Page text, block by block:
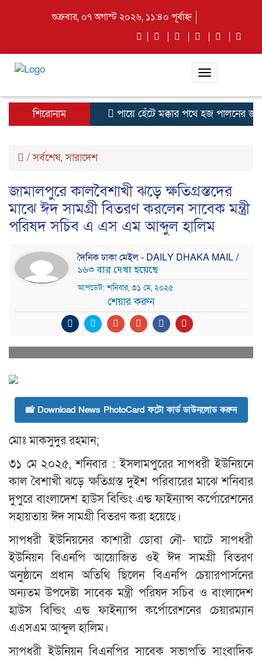
শুক্রবার, ০৭ অগাস্ট ২০২৬, ১১:৪০ পূর্বাহ্ন
Toggle
শিরোনাম
পায়ে হেঁটে মক্কার পথে হজ পালনের জন্য
/সর্বশেষ,সারাদেশ
জামালপুরে কালবৈশাখী ঝড়ে ক্ষতিগ্রস্তদের
মাঝে ঈদ সামগ্রী বিতরণ করলেন সাবেক মন্ত্রী
পরিষদ সচিব এ এস এম আব্দুল হালিম
দৈনিক ঢাকা মেইল - DAILY DHAKA MAIL/
১৬৩ বার দেখা হয়েছে
আপডেট: শনিবার, ৩১ মে, ২০২৫
শেয়ার করুন
📸 Download News PhotoCard ফটো কার্ড ডাউনলোড করুন
মোঃ মাকসুদুর রহমান;
৩১ মে ২০২৫, শনিবার : ইসলামপুরের সাপধরী ইউনিয়নে
কাল বৈশাখী ঝড়ে ক্ষতিগ্রস্ত দুইশ পরিবারের মাঝে শনিবার
দুপুরে বাংলাদেশ হাউস বিল্ডিং এন্ড ফাইন্যান্স কর্পোরেশনের
সহায়তায় ঈদ সামগ্রী বিতরণ করা হয়েছে।
সাপধরী ইউনিয়নের কাশারী ডোবা নৌ- ঘাটে সাপধরী
ইউনিয়ন বিএনপি আয়োজিত ওই ঈদ সামগ্রী বিতরণ
অনুষ্ঠানে প্রধান অতিথি ছিলেন বিএনপি চেয়ারপার্সনের
অন্যতম উপদেষ্টা সাবেক মন্ত্রী পরিষদ সচিব ও বাংলাদেশ
হাউস বিল্ডিং এন্ড ফাইন্যান্স কর্পোরেশনের চেয়ারম্যান
এএসএম আব্দুল হালিম।
সাপধরী ইউনিয়ন বিএনপির সাবেক সভাপতি সাংবাদিক